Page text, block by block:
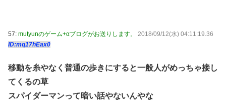
57: mutyunのゲーム+αブログがお送りします。
2018/09/12(水) 04:11:19.36
ID:mq17hEax0
移動を糸やなく普通の歩きにすると一般人がめっちゃ接し
てくるの草
スパイダーマンって暗い話やないんやな